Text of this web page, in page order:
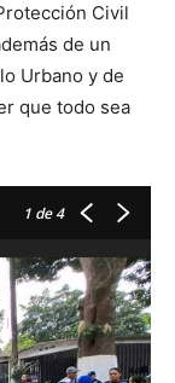
Civil
de un
Urbano y de
que todo sea
1 de 4